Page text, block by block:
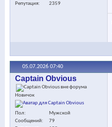
Репутация
2359
05.07.2026 07:40
Captain Obvious
Новичок
Пол
Мужской
Сообщений
79